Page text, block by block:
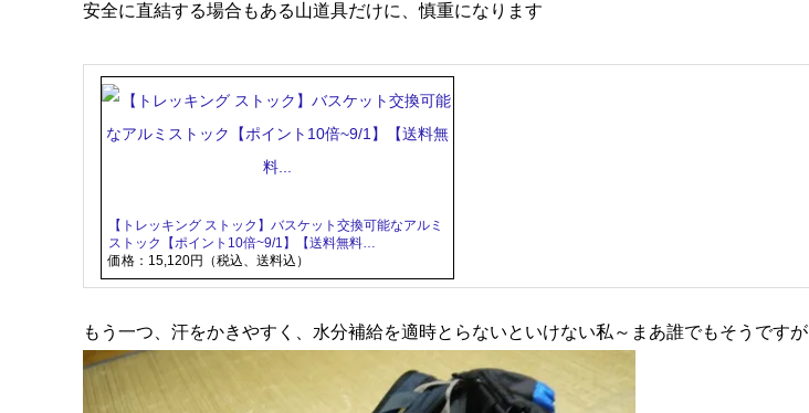
安全に直結する場合もある山道具だけに、慎重になります
【トレッキング ストック】バスケット交換可能なアルミ
ストック【ポイント10倍~9/1】【送料無料…
価格：15,120円（税込、送料込）
もう一つ、汗をかきやすく、水分補給を適時とらないといけない私～まあ誰でもそうですが